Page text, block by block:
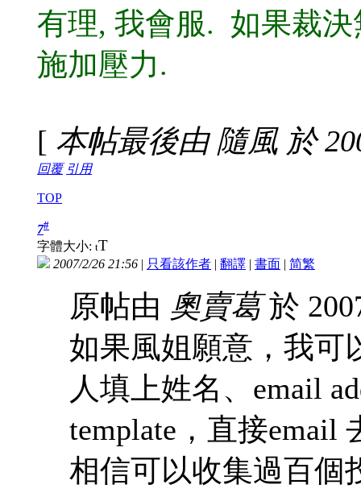
有理, 我會服. 如果裁
施加壓力.
[ 本帖最後由 隨風 於
回覆 引用
TOP
7#
字體大小: tT
2007/2/26 21:56 | 只看該作者 | 翻譯 | 書面 | 简繁
原帖由 奧賣葛於
如果風姐願意，我可
人填上姓名、email
template，直接email
相信可以收集過百個